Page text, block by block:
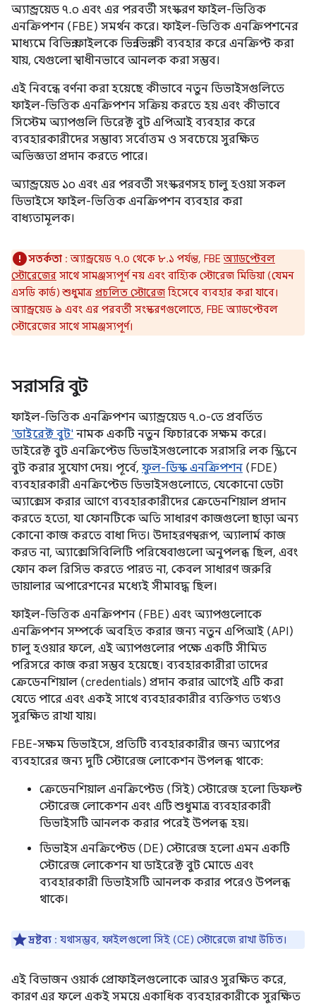
অ্যান্ড্রয়েড ৭.০ এবং এর পরবর্তী সংস্করণ ফাইল-ভিত্তিক
এনক্রিপশন (FBE) সমর্থন করে। ফাইল-ভিত্তিক এনক্রিপশনের
মাধ্যমে বিভিন্ন ফাইলকে ভিন্ন ভিন্ন কী ব্যবহার করে এনক্রিপ্ট করা
যায়, যেগুলো স্বাধীনভাবে আনলক করা সম্ভব।
এই নিবন্ধে বর্ণনা করা হয়েছে কীভাবে নতুন ডিভাইসগুলিতে
ফাইল-ভিত্তিক এনক্রিপশন সক্রিয় করতে হয় এবং কীভাবে
সিস্টেম অ্যাপগুলি ডিরেক্ট বুট এপিআই ব্যবহার করে
ব্যবহারকারীদের সম্ভাব্য সর্বোত্তম ও সবচেয়ে সুরক্ষিত
অভিজ্ঞতা প্রদান করতে পারে।
অ্যান্ড্রয়েড ১০ এবং এর পরবর্তী সংস্করণসহ চালু হওয়া সকল
ডিভাইসে ফাইল-ভিত্তিক এনক্রিপশন ব্যবহার করা
বাধ্যতামূলক।
সতর্কতা : অ্যান্ড্রয়েড ৭.০ থেকে ৮.১ পর্যন্ত, FBEঅ্যাডপ্টেবল
স্টোরেজের সাথে সামঞ্জস্যপূর্ণ নয় এবং বাহ্যিক স্টোরেজ মিডিয়া (যেমন
এসডি কার্ড) শুধুমাত্র প্রচলিত স্টোরেজ হিসেবে ব্যবহার করা যাবে।
অ্যান্ড্রয়েড ৯ এবং এর পরবর্তী সংস্করণগুলোতে, FBE অ্যাডপ্টেবল
স্টোরেজের সাথে সামঞ্জস্যপূর্ণ।
সরাসরি বুট
ফাইল-ভিত্তিক এনক্রিপশন অ্যান্ড্রয়েড ৭.০-তে প্রবর্তিত
'ডাইরেক্ট বুট' নামক একটি নতুন ফিচারকে সক্ষম করে।
ডাইরেক্ট বুট এনক্রিপ্টেড ডিভাইসগুলোকে সরাসরি লক স্ক্রিনে
বুট করার সুযোগ দেয়। পূর্বে, ফুল-ডিস্ক এনক্রিপশন (FDE)
ব্যবহারকারী এনক্রিপ্টেড ডিভাইসগুলোতে, যেকোনো ডেটা
অ্যাক্সেস করার আগে ব্যবহারকারীদের ক্রেডেনশিয়াল প্রদান
করতে হতো, যা ফোনটিকে অতি সাধারণ কাজগুলো ছাড়া অন্য
কোনো কাজ করতে বাধা দিত। উদাহরণস্বরূপ, অ্যালার্ম কাজ
করত না, অ্যাক্সেসিবিলিটি পরিষেবাগুলো অনুপলব্ধ ছিল, এবং
ফোন কল রিসিভ করতে পারত না, কেবল সাধারণ জরুরি
ডায়ালার অপারেশনের মধ্যেই সীমাবদ্ধ ছিল।
ফাইল-ভিত্তিক এনক্রিপশন (FBE) এবং অ্যাপগুলোকে
এনক্রিপশন সম্পর্কে অবহিত করার জন্য নতুন এপিআই (API)
চালু হওয়ার ফলে, এই অ্যাপগুলোর পক্ষে একটি সীমিত
পরিসরে কাজ করা সম্ভব হয়েছে। ব্যবহারকারীরা তাদের
ক্রেডেনশিয়াল (credentials) প্রদান করার আগেই এটি করা
যেতে পারে এবং একই সাথে ব্যবহারকারীর ব্যক্তিগত তথ্যও
সুরক্ষিত রাখা যায়।
FBE-সক্ষম ডিভাইসে, প্রতিটি ব্যবহারকারীর জন্য অ্যাপের
ব্যবহারের জন্য দুটি স্টোরেজ লোকেশন উপলব্ধ থাকে:
ক্রেডেনশিয়াল এনক্রিপ্টেড (সিই) স্টোরেজ হলো ডিফল্ট
স্টোরেজ লোকেশন এবং এটি শুধুমাত্র ব্যবহারকারী
ডিভাইসটি আনলক করার পরেই উপলব্ধ হয়।
ডিভাইস এনক্রিপ্টেড (DE) স্টোরেজ হলো এমন একটি
স্টোরেজ লোকেশন যা ডাইরেক্ট বুট মোডে এবং
ব্যবহারকারী ডিভাইসটি আনলক করার পরেও উপলব্ধ
থাকে।
দ্রষ্টব্য : যথাসম্ভব, ফাইলগুলো সিই (CE) স্টোরেজে রাখা উচিত।
এই বিভাজন ওয়ার্ক প্রোফাইলগুলোকে আরও সুরক্ষিত করে,
কারণ এর ফলে একই সময়ে একাধিক ব্যবহারকারীকে সুরক্ষিত